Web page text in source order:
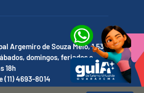
Argemiro de Souza Melo, 1.536
domingos, feriados e
18h
(11) 4693-8014